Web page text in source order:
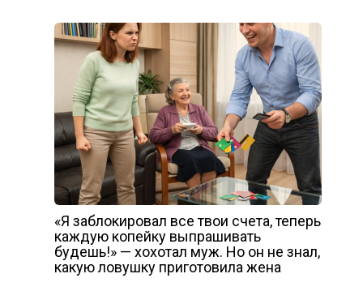
«Я заблокировал все твои счета, теперь
каждую копейку выпрашивать
будешь!» — хохотал муж. Но он не знал,
какую ловушку приготовила жена